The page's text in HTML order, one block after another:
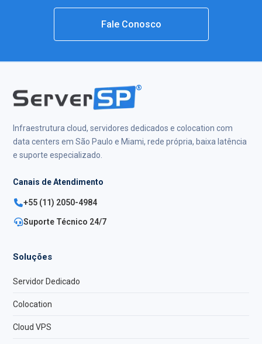
Fale Conosco
®
Infraestrutura cloud, servidores dedicados e colocation com
data centers em São Paulo e Miami, rede própria, baixa latência
e suporte especializado.
Canais de Atendimento
+55 (11) 2050-4984
Suporte Técnico 24/7
Soluções
Servidor Dedicado
Colocation
Cloud VPS